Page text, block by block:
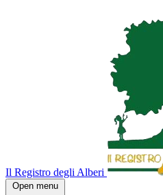
Il Registro degli Alberi
Open menu